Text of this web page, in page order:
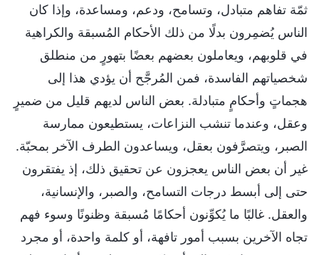
ثمّة تفاهم متبادل، وتسامح، ودعم، ومساعدة، وإذا كان
الناس يُضمِرون بدلًا من ذلك الأحكام المُسبقة والكراهية
في قلوبهم، ويعاملون بعضهم بعضًا بتهورٍ من منطلق
شخصياتهم الفاسدة، فمن المُرجَّح أن يؤدي هذا إلى
هجماتٍ وأحكامٍ متبادلة. بعض الناس لديهم قليل من ضميرٍ
وعقل، وعندما تنشب النزاعات، يستطيعون ممارسة
الصبر، ويتصرَّفون بعقل، ويساعدون الطرف الآخر بمحبّة.
غير أن بعض الناس يعجزون عن تحقيق ذلك، إذ يفتقرون
حتى إلى أبسط درجات التسامح، والصبر، والإنسانية،
والعقل. غالبًا ما يُكوِّنون أحكامًا مُسبقة وظنونًا وسوء فهم
تجاه الآخرين بسبب أمور تافهة، أو كلمة واحدة، أو مجرد